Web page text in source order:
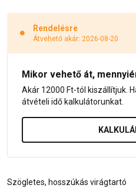
Rendelésre
Átvehető akár: 2026-08-20
Mikor vehető át,
Akár 12000 Ft-tól kiszállítjuk.
átvételi idő kalkulátorunkat.
Szögletes, hosszúkás virágtartó